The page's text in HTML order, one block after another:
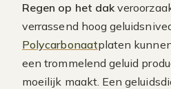
Regen op het dak
verrassend hoog
Polycarbonaatplaten
een trommelend geluid
moeilijk maakt. Een